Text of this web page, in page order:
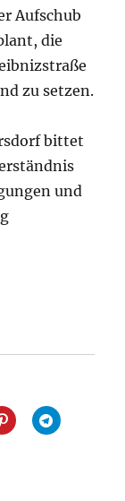
Aufschub
die
zu setzen.
bittet
und